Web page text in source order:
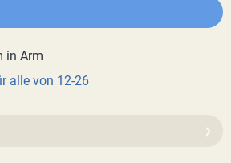
alle von 12-26